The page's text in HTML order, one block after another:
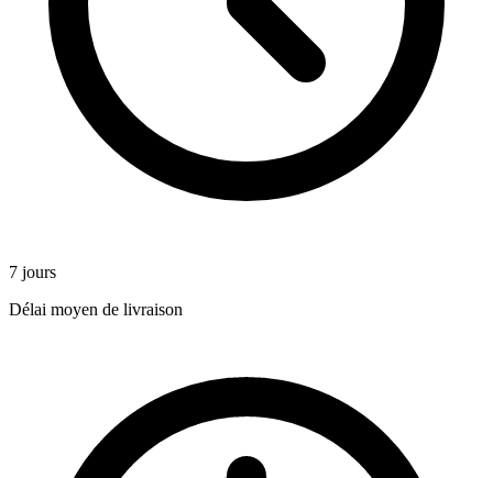
7 jours
Délai moyen de livraison